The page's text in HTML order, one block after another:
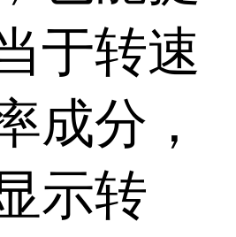
于转速
成分，
示转